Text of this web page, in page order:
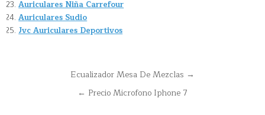
Auriculares Niña Carrefour
Auriculares Sudio
Jvc Auriculares Deportivos
NavegaciónEcualizador Mesa De Mezclas →
← Precio Microfono Iphone 7